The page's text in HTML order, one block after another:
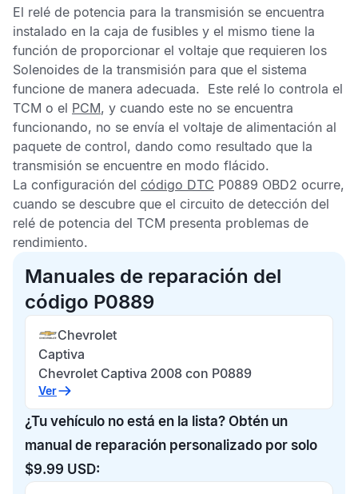
El relé de potencia para la transmisión se encuentra
instalado en la caja de fusibles y el mismo tiene la
función de proporcionar el voltaje que requieren los
Solenoides de la transmisión para que el sistema
funcione de manera adecuada. Este relé lo controla el
TCM o el PCM, y cuando este no se encuentra
funcionando, no se envía el voltaje de alimentación al
paquete de control, dando como resultado que la
transmisión se encuentre en modo flácido.
La configuración del código DTC P0889 OBD2 ocurre,
cuando se descubre que el circuito de detección del
relé de potencia del TCM presenta problemas de
rendimiento.
Manuales de reparación del
código P0889
Chevrolet
Captiva
Chevrolet Captiva 2008 con P0889
Ver
¿Tu vehículo no está en la lista? Obtén un
manual de reparación personalizado por solo
$9.99 USD: